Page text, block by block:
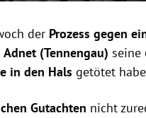
der Prozess gegen
(Tennengau) seine
in den Hals getötet
Gutachten nicht